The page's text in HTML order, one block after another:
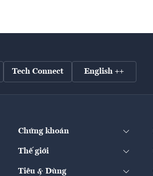
Tech Connect English ++
Chứng khoán
Thế giới
Tiêu & Dùng